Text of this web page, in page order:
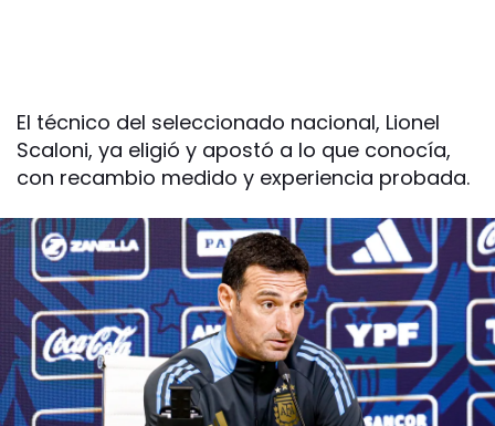
El técnico del seleccionado nacional, Lionel
Scaloni, ya eligió y apostó a lo que conocía,
con recambio medido y experiencia probada.